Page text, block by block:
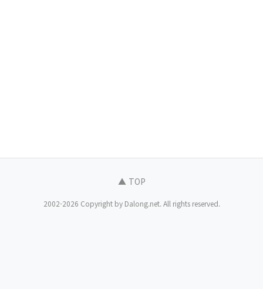
▲ TOP
2002-2026 Copyright by Dalong.net. All rights reserved.